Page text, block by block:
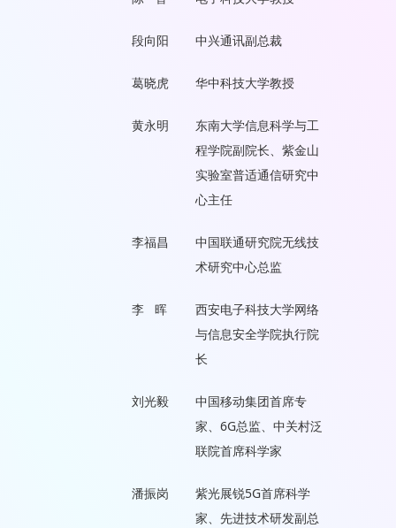
段向阳 中兴通讯副总裁
葛晓虎 华中科技大学教授
黄永明
东南大学信息科学与工
程学院副院长、紫金山
实验室普适通信研究中
心主任
李福昌
中国联通研究院无线技
术研究中心总监
李 晖
西安电子科技大学网络
与信息安全学院执行院
长
刘光毅
中国移动集团首席专
家、6G总监、中关村泛
联院首席科学家
潘振岗
紫光展锐5G首席科学
家、先进技术研发副总